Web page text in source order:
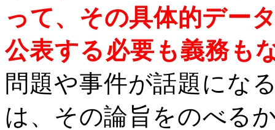
って、その具体的デー
公表する必要も義務も
問題や事件が話題にな
は、その論旨をのべる